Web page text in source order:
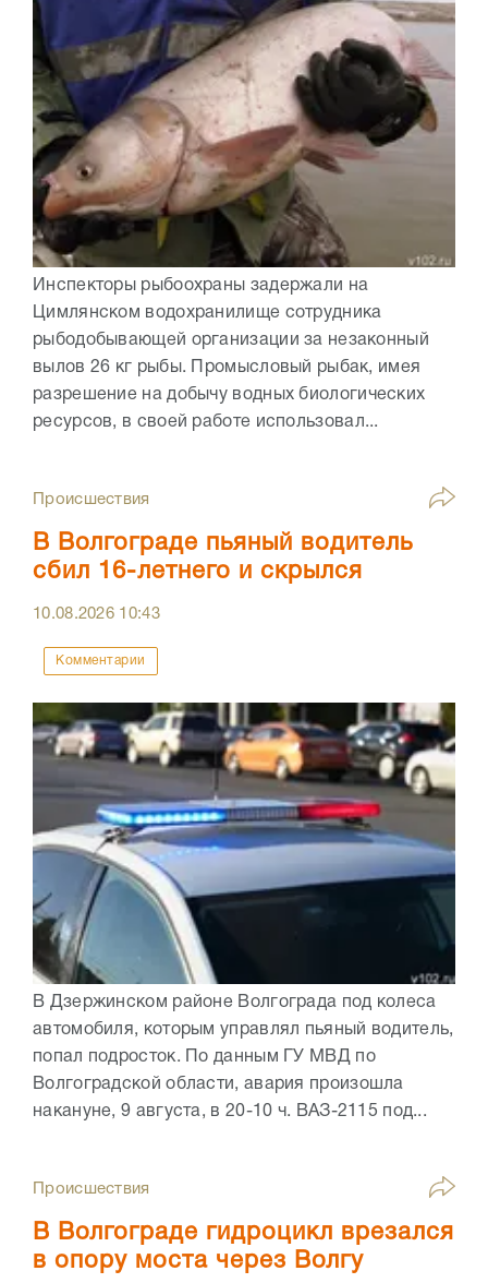
Инспекторы рыбоохраны задержали на
Цимлянском водохранилище сотрудника
рыбодобывающей организации за незаконный
вылов 26 кг рыбы. Промысловый рыбак, имея
разрешение на добычу водных биологических
ресурсов, в своей работе использовал...
Происшествия
В Волгограде пьяный водитель
сбил 16-летнего и скрылся
10.08.2026 10:43
Комментарии
В Дзержинском районе Волгограда под колеса
автомобиля, которым управлял пьяный водитель,
попал подросток. По данным ГУ МВД по
Волгоградской области, авария произошла
накануне, 9 августа, в 20-10 ч. ВАЗ-2115 под...
Происшествия
В Волгограде гидроцикл врезался
в опору моста через Волгу